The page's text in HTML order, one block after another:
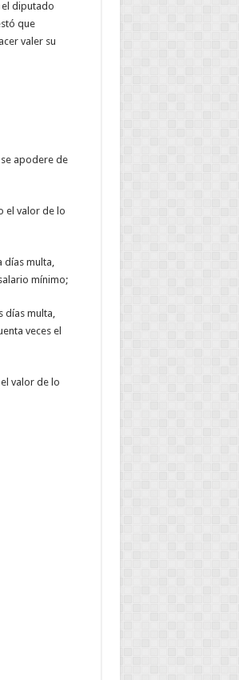
el diputado
que
valer su
apodere de
el valor de lo
días multa,
mínimo;
días multa,
veces el
valor de lo